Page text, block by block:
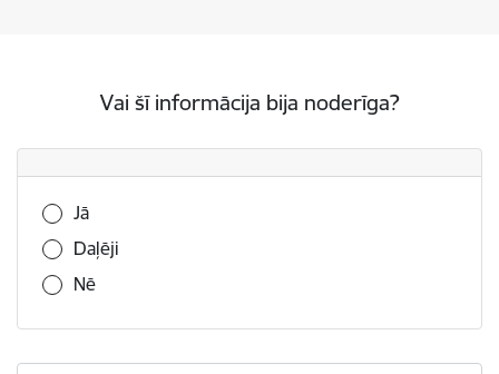
Vai šī informācija bija noderīga?
Vai šī informācija bija noderīga?
Jā
Daļēji
Nē